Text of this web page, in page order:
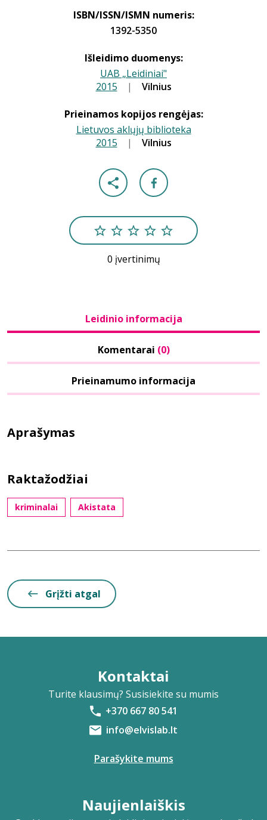
ISBN/ISSN/ISMN numeris:
1392-5350
Išleidimo duomenys:
UAB „Leidiniai"
2015 | Vilnius
Prieinamos kopijos rengėjas:
Lietuvos aklųjų biblioteka
2015 | Vilnius
0 įvertinimų
Leidinio informacija
Komentarai (0)
Prieinamumo informacija
Aprašymas
Raktažodžiai
kriminalai Akistata
Grįžti atgal
Kontaktai
Turite klausimų? Susisiekite su mumis
+370 667 80 541
info@elvislab.lt
Parašykite mums
Naujienlaiškis